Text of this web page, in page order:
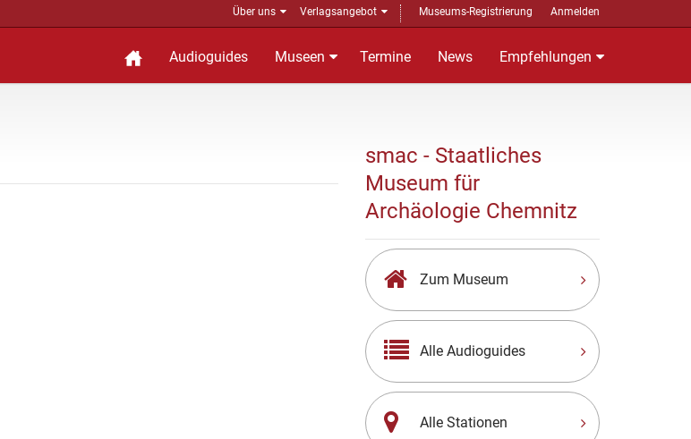
Über uns Verlagsangebot Museums-Registrierung Anmelden
Audioguides Museen Termine News Empfehlungen
smac - Staatliches
Museum für
Archäologie Chemnitz
Zum Museum
Alle Audioguides
Alle Stationen